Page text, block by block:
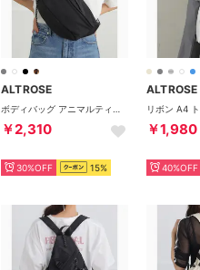
ALTROSE
￥2,310
30%OFF 15%
ALTROSE
￥1,980
40%OFF